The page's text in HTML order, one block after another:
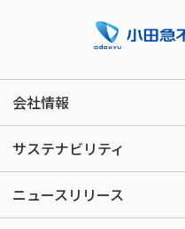
会社情報
サステナビリティ
ニュースリリース